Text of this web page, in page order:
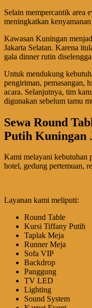
Selain mempercantik area
meningkatkan
Kawasan Kuningan
Jakarta Selatan. Karena
gala dinner rutin
Untuk mendukung
pengiriman, pemasangan,
acara. Selanjutnya, tim
digunakan sebelum tamu
Sewa Round
Putih Kuningan
Kami melayani kebutuhan
hotel, gedung pertemuan,
Layanan kami meliputi:
Round Table
Kursi Tiffany Putih
Taplak Meja
Runner Meja
Sofa VIP
Backdrop
Panggung
TV LED
Lighting
Sound System